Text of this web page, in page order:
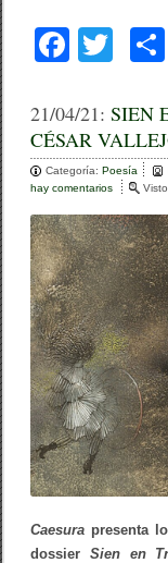
F
c
e
b
o
o
k
tt
er
21/04/21:SIEN
CÉSAR
Categoría:Poesía
hay comentarios
S
I
E
N
E
N
T
R
I
L
C
E
:
H
O
M
A
J
Caesura presenta
dossierSien en